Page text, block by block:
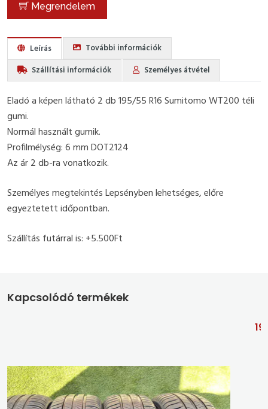
Megrendelem
Leírás
További információk
Szállítási információk
Személyes átvétel
Eladó a képen látható 2 db 195/55 R16 Sumitomo WT200 téli
gumi.
Normál használt gumik.
Profilmélység: 6 mm DOT2124
Az ár 2 db-ra vonatkozik.
Személyes megtekintés Lepsényben lehetséges, előre
egyeztetett időpontban.
Szállítás futárral is: +5.500Ft
Kapcsolódó termékek
195/55 R16